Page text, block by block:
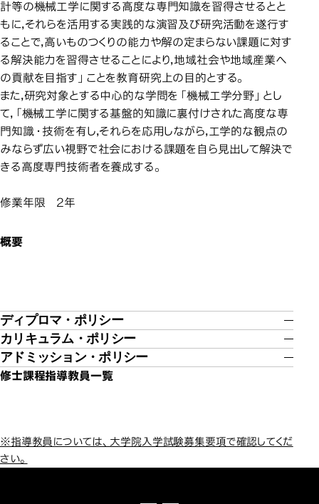
計等の機械工学に関する高度な専門知識を習得させるとと
もに，それらを活用する実践的な演習及び研究活動を遂行す
ることで，高いものつくりの能力や解の定まらない課題に対す
る解決能力を習得させることにより，地域社会や地域産業へ
の貢献を目指す」ことを教育研究上の目的とする。
また，研究対象とする中心的な学問を「機械工学分野」とし
て，「機械工学に関する基盤的知識に裏付けされた高度な専
門知識・技術を有し，それらを応用しながら，工学的な観点の
みならず広い視野で社会における課題を自ら見出して解決で
きる高度専門技術者を養成する。
修業年限 2年
概要
ディプロマ・ポリシー
カリキュラム・ポリシー
アドミッション・ポリシー
修士課程指導教員一覧
※指導教員については、大学院入学試験募集要項で確認してくだ
さい。